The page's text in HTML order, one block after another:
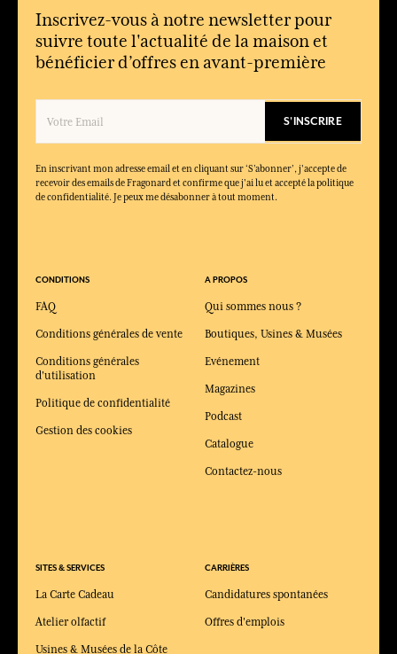
Inscrivez-vous à notre newsletter pour
suivre toute l'actualité de la maison et
bénéficier d’offres en avant-première
S'INSCRIRE
En inscrivant mon adresse email et en cliquant sur ‘S’abonner’, j'accepte de
recevoir des emails de Fragonard et confirme que j'ai lu et accepté la politique
de confidentialité. Je peux me désabonner à tout moment.
CONDITIONS
FAQ
Conditions générales de vente
Conditions générales
d'utilisation
Politique de confidentialité
Gestion des cookies
SITES & SERVICES
La Carte Cadeau
Atelier olfactif
Usines & Musées de la Côte
A PROPOS
Qui sommes nous ?
Boutiques, Usines & Musées
Evénement
Magazines
Podcast
Catalogue
Contactez-nous
CARRIÈRES
Candidatures spontanées
Offres d'emplois